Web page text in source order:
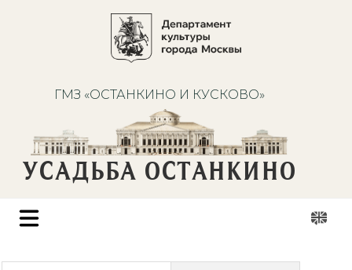
ГМЗ «ОСТАНКИНО И КУСКОВО»
УСАДЬБА ОСТАНКИНО